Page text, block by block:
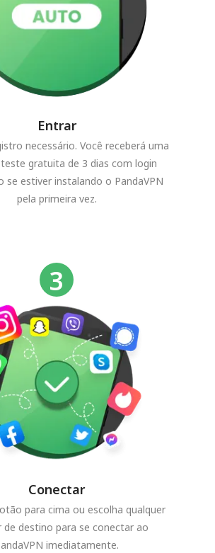
Entrar
necessário. Você receberá uma
gratuita de 3 dias com login
se estiver instalando o PandaVPN
pela primeira vez.
Conectar
para cima ou escolha qualquer
de destino para se conectar ao
imediatamente.